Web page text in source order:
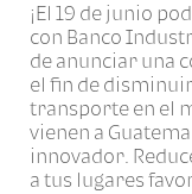
¡El 19 de junio
con Banco
de anunciar una
el fin de
transporte en el
vienen a
innovador.
a tus lugares